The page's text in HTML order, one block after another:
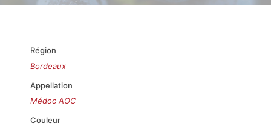
Région
Bordeaux
Appellation
Médoc AOC
Couleur